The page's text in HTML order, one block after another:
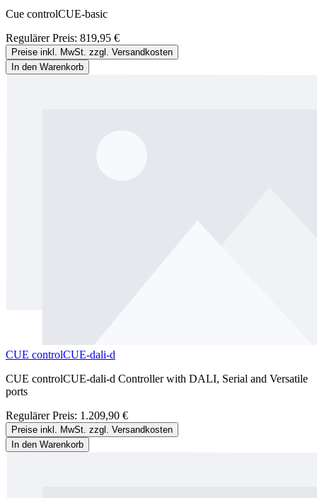
Cue controlCUE-basic
Regulärer Preis: 819,95 €
Preise inkl. MwSt. zzgl. Versandkosten
In den Warenkorb
CUE controlCUE-dali-d
CUE controlCUE-dali-d Controller with DALI, Serial and Versatile
ports
Regulärer Preis: 1.209,90 €
Preise inkl. MwSt. zzgl. Versandkosten
In den Warenkorb